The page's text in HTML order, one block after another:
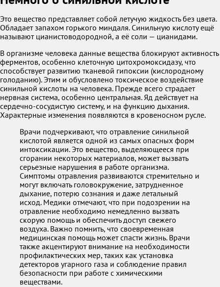
Это вещество представляет собой летучую жидкость без цвета.
Обладает запахом горького миндаля. Синильную кислоту ещё
называют цианистоводородной, а её соли — цианидами.
В организме человека данные вещества блокируют активность
ферментов, особенно клеточную цитохромоксидазу, что
способствует развитию тканевой гипоксии (кислородному
голоданию). Этим и обусловлено токсическое воздействие
синильной кислоты на человека. Прежде всего страдает
нервная система, особенно центральная. Яд действует на
сердечно-сосудистую систему, и на функцию дыхания.
Характерные изменения появляются в кровеносном русле.
Врачи подчеркивают, что отравление синильной
кислотой является одной из самых опасных форм
интоксикации. Это вещество, выделяющееся при
сгорании некоторых материалов, может вызвать
серьезные нарушения в работе организма.
Симптомы отравления развиваются стремительно и
могут включать головокружение, затрудненное
дыхание, потерю сознания и даже летальный
исход. Медики отмечают, что при подозрении на
отравление необходимо немедленно вызвать
скорую помощь и обеспечить доступ свежего
воздуха. Важно помнить, что своевременная
медицинская помощь может спасти жизнь. Врачи
также акцентируют внимание на необходимости
профилактических мер, таких как установка
детекторов угарного газа и соблюдение правил
безопасности при работе с химическими
веществами.